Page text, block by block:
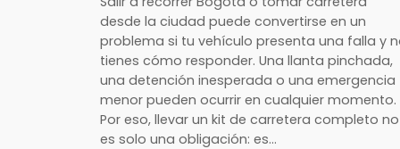
desde la ciudad puede convertirse en un
problema si tu vehículo presenta una falla y
tienes cómo responder. Una llanta pinchada,
una detención inesperada o una emergencia
menor pueden ocurrir en cualquier momento.
Por eso, llevar un kit de carretera completo no
es solo una obligación: es…